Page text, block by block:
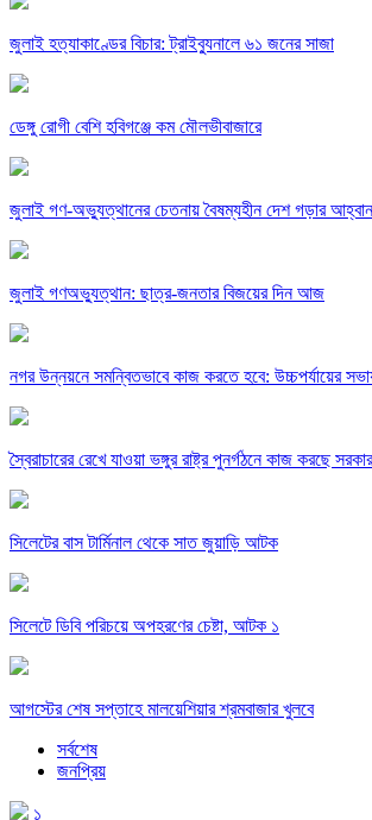
জুলাই হত্যাকাণ্ডের বিচার: ট্রাইব্যুনালে ৬১ জনের সাজা
ডেঙ্গু রোগী বেশি হবিগঞ্জে কম মৌলভীবাজারে
জুলাই গণ-অভ্যুত্থানের চেতনায় বৈষম্যহীন দেশ গড়ার আহ্বান
জুলাই গণঅভ্যুত্থান: ছাত্র-জনতার বিজয়ের দিন আজ
নগর উন্নয়নে সমন্বিতভাবে কাজ করতে হবে: উচ্চপর্যায়ের সভায়
স্বৈরাচারের রেখে যাওয়া ভঙ্গুর রাষ্ট্র পুনর্গঠনে কাজ করছে
সিলেটের বাস টার্মিনাল থেকে সাত জুয়াড়ি আটক
সিলেটে ডিবি পরিচয়ে অপহরণের চেষ্টা, আটক ১
আগস্টের শেষ সপ্তাহে মালয়েশিয়ার শ্রমবাজার খুলবে
সর্বশেষ
জনপ্রিয়
১